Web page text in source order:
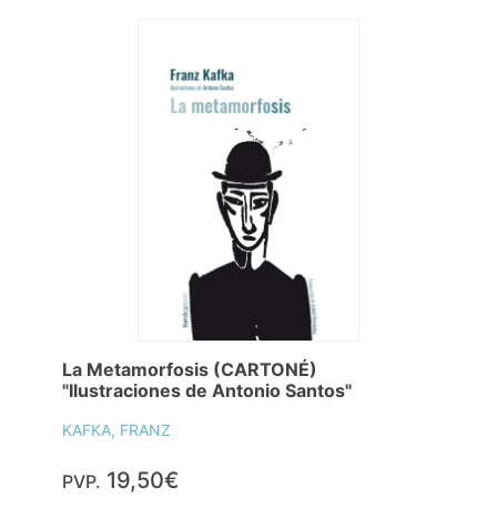
La Metamorfosis (CARTONÉ)
"Ilustraciones de Antonio Santos"
KAFKA, FRANZ
PVP. 19,50€